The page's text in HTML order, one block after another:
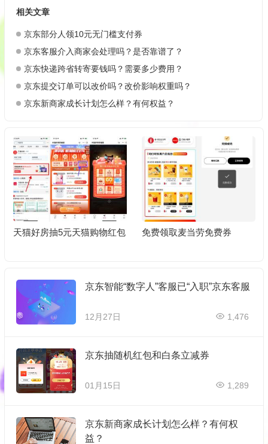
相关文章
京东部分人领10元无门槛支付券
京东客服介入商家会处理吗？是否靠谱了？
京东快递跨省转寄要钱吗？需要多少费用？
京东提交订单可以改价吗？改价影响权重吗？
京东新商家成长计划怎么样？有何权益？
天猫好房抽5元天猫购物红包 免费领取麦当劳免费券
京东智能“数字人”客服已“入职”京东客服
12月27日 1,476
京东抽随机红包和白条立减券
01月15日 1,289
京东新商家成长计划怎么样？有何权
益？